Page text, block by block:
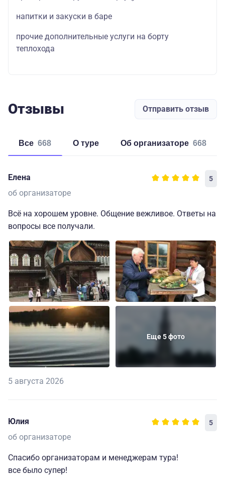
напитки и закуски в баре
прочие дополнительные услуги на борту
теплохода
Отзывы Отправить отзыв
Все 668 о туре об организаторе 668
Елена 5
об организаторе
Всё на хорошем уровне. Общение вежливое. Ответы на
вопросы все получали.
Еще 5 фото
5 августа 2026
Юлия 5
об организаторе
Спасибо организаторам и менеджерам тура!
все было супер!